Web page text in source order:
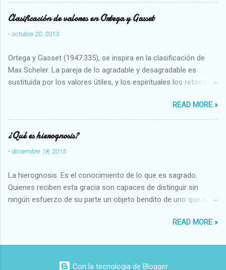
Clasificación de valores en Ortega y Gasset
-octubre 20, 2013
Ortega y Gasset (1947:335), se inspira en la clasificación de
Max Scheler. La pareja de lo agradable y desagradable es
sustituida por los valores útiles, y los espirituales los retoca.
Abundante-Escaso,etc 2 VITALES Sano-Enfermo Selecto-
Vulgar Enérgico-Inerte Fuerte-Débil,etc. 3 ESPIRITUALES a)
Intelectuales Conocimiento-Error Exacto-Aproximado
Evidente-Probable,etc b) Morales Bueno-malo Bondadoso-
malvado Justo-Injusto Escrupuloso-Relajado Leal-Desleal,etc.
Armonioso-Inarmonioso 4 RELIGIOSOS Santo-Pr...
READ MORE »
¿Qué es hierognosis?
-diciembre 18, 2015
La hierognosis. Es el conocimiento de lo que es sagrado.
Quienes reciben esta gracia son capaces de distinguir sin
ningún esfuerzo de su parte un objeto bendito de uno que no
READ MORE »
Con la tecnología de Blogger